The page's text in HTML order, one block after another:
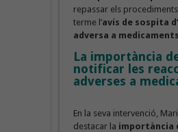
repassar els
terme l’avís de sospita
adversa a
La importància
notificar les
adverses a
En la seva intervenció,
destacar la importància